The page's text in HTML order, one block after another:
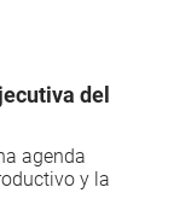
del
agenda
y la